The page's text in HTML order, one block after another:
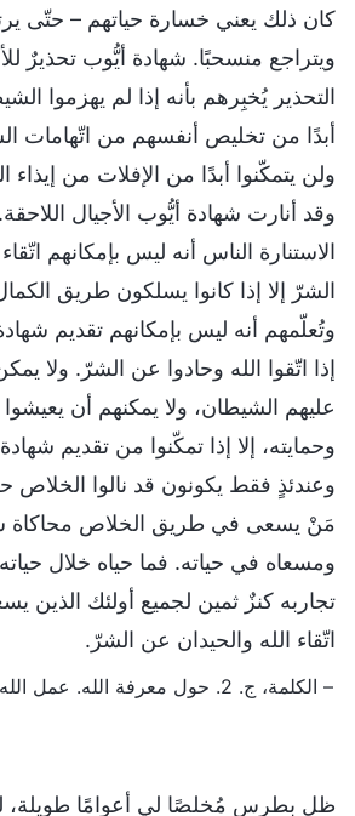
كان ذلك يعني خسارة حياتهم – حتّى
ويتراجع منسحبًا. شهادة أيُّوب تحذيرٌ
التحذير يُخبِرهم بأنه إذا لم يهزموا
أبدًا من تخليص أنفسهم من اتّهامات
ولن يتمكّنوا أبدًا من الإفلات من إيذاء
وقد أنارت شهادة أيُّوب الأجيال
الاستنارة الناس أنه ليس بإمكانهم
الشرّ إلا إذا كانوا يسلكون طريق
وتُعلّمهم أنه ليس بإمكانهم تقديم
إذا اتّقوا الله وحادوا عن الشرّ. ولا
عليهم الشيطان، ولا يمكنهم أن
وحمايته، إلا إذا تمكّنوا من تقديم
وعندئذٍ فقط يكونون قد نالوا
مَنْ يسعى في طريق الخلاص محاكاة
ومسعاه في حياته. فما حياه خلال
تجاربه كنزٌ ثمين لجميع أولئك الذين
اتّقاء الله والحيدان عن الشرّ.
– الكلمة، ج. 2. حول معرفة الله.
ظل بطرس مُخلصًا لي أعوامًا طويلة،